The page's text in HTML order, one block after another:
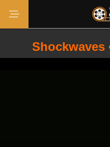
Shockwaves